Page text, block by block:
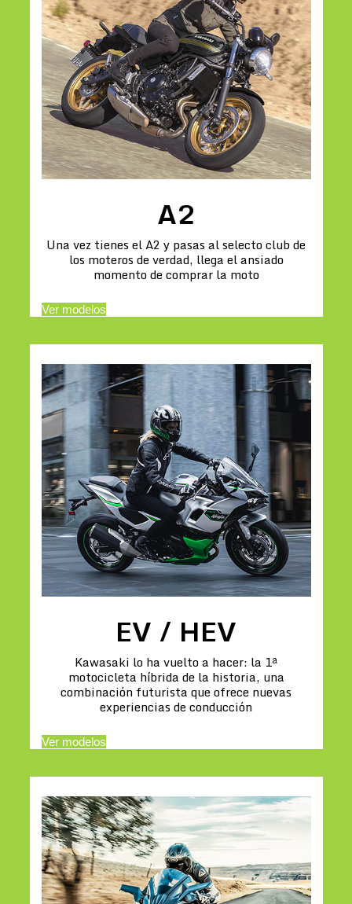
A2
Una vez tienes el A2 y pasas al selecto club de
los moteros de verdad, llega el ansiado
momento de comprar la moto
Ver modelos
EV / HEV
Kawasaki lo ha vuelto a hacer: la 1ª
motocicleta híbrida de la historia, una
combinación futurista que ofrece nuevas
experiencias de conducción
Ver modelos